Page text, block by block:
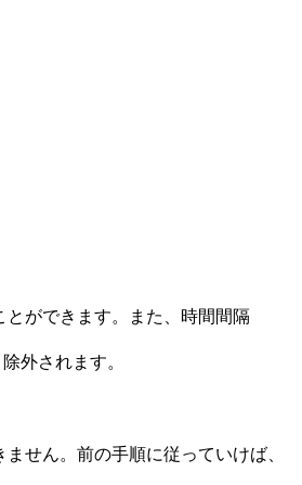
ができます。また、時間間隔
外されます。
せん。前の手順に従っていけば、